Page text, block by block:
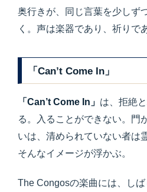
奥行きが、同じ言葉を少しず
く。声は楽器であり、祈りで
「Can’t Come In」
「Can’t Come In」 は、拒絶
る。入ることができない。門
いは、清められていない者は
そんなイメージが浮かぶ。
The Congosの楽曲には、し